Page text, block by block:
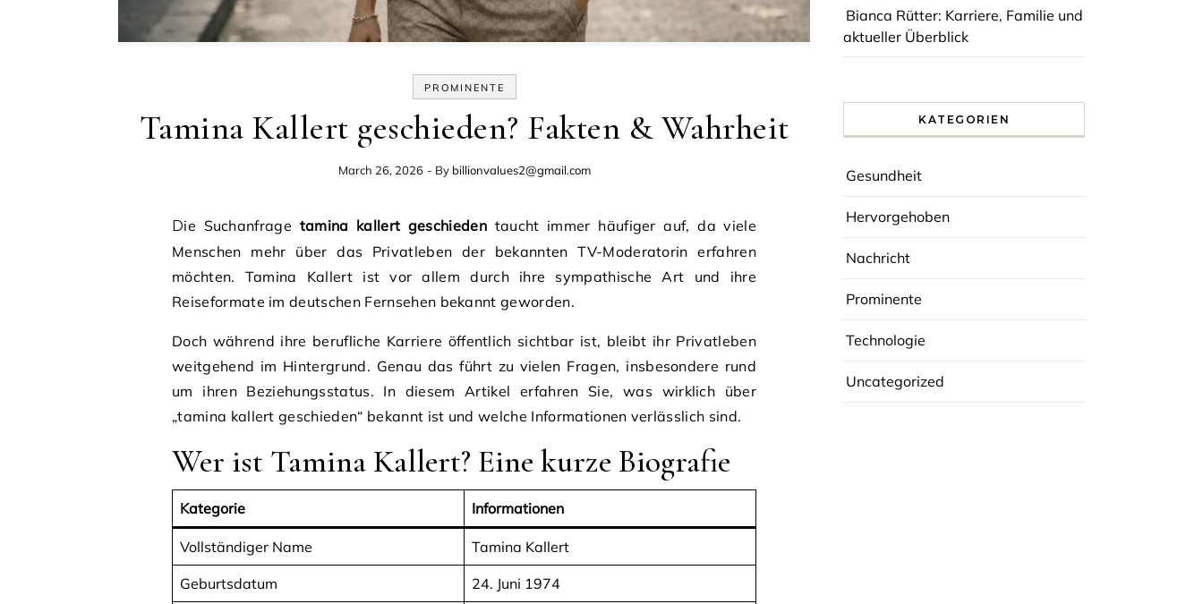
PROMINENTE
Tamina Kallert geschieden? Fakten & Wahrheit
March 26, 2026 - By billionvalues2@gmail.com
Die Suchanfrage tamina kallert geschieden taucht immer häufiger auf, da viele
Menschen mehr über das Privatleben der bekannten TV-Moderatorin erfahren
möchten. Tamina Kallert ist vor allem durch ihre sympathische Art und ihre
Reiseformate im deutschen Fernsehen bekannt geworden.
Doch während ihre berufliche Karriere öffentlich sichtbar ist, bleibt ihr Privatleben
weitgehend im Hintergrund. Genau das führt zu vielen Fragen, insbesondere rund
um ihren Beziehungsstatus. In diesem Artikel erfahren Sie, was wirklich über
„tamina kallert geschieden“ bekannt ist und welche Informationen verlässlich sind.
Wer ist Tamina Kallert? Eine kurze Biografie
Kategorie Informationen
Vollständiger Name Tamina Kallert
Geburtsdatum 24. Juni 1974
Bianca Rütter: Karriere, Familie und
aktueller Überblick
KATEGORIEN
Gesundheit
Hervorgehoben
Nachricht
Prominente
Technologie
Uncategorized